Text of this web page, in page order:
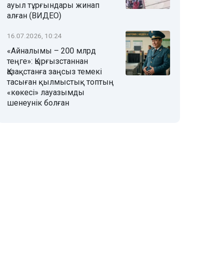
ауыл тұрғындары жинап
алған (ВИДЕО)
16.07.2026, 10:24
«Айналымы – 200 млрд
теңге»: Қырғызстаннан
Қазақстанға заңсыз темекі
тасыған қылмыстық топтың
«көкесі» лауазымды
шенеунік болған